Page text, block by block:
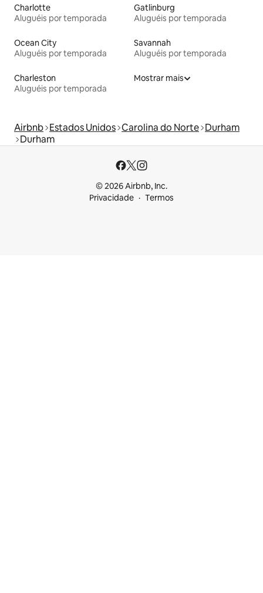
Charlotte
Aluguéis por temporada
Gatlinburg
Aluguéis por temporada
Ocean City
Aluguéis por temporada
Savannah
Aluguéis por temporada
Charleston
Aluguéis por temporada
Mostrar mais
Airbnb Estados Unidos Carolina do Norte Durham
Durham
© 2026 Airbnb, Inc.
Privacidade
Termos